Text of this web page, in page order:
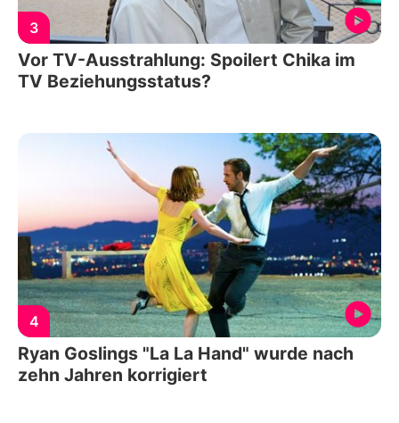
3
Vor TV-Ausstrahlung: Spoilert Chika im
TV Beziehungsstatus?
4
Ryan Goslings "La La Hand" wurde nach
zehn Jahren korrigiert